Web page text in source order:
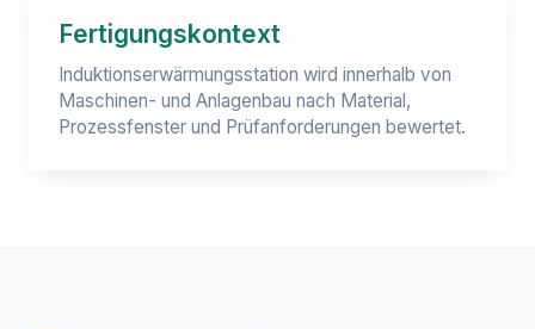
Fertigungskontext
Induktionserwärmungsstation wird innerhalb von
Maschinen- und Anlagenbau nach Material,
Prozessfenster und Prüfanforderungen bewertet.